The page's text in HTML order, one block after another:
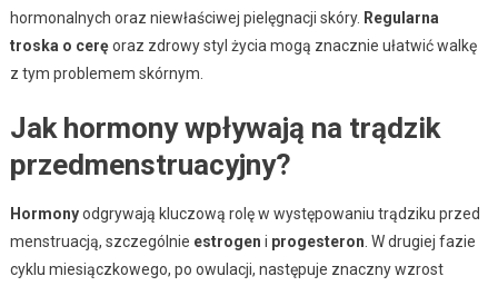
hormonalnych oraz niewłaściwej pielęgnacji skóry. Regularna
troska o ceręoraz zdrowy styl życia mogą znacznie ułatwić walkę
z tym problemem skórnym.
Jak hormony wpływają na trądzik
przedmenstruacyjny?
Hormonyodgrywają kluczową rolę w występowaniu trądziku przed
menstruacją, szczególnie estrogen i progesteron . W drugiej fazie
cyklu miesiączkowego, po owulacji, następuje znaczny wzrost